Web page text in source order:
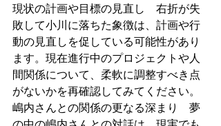
現状の計画や目標の見直し　右折が失
敗して小川に落ちた象徴は、計画や行
動の見直しを促している可能性があり
ます。現在進行中のプロジェクトや人
間関係について、柔軟に調整すべき点
がないかを再確認してみてください。
嶋内さんとの関係の更なる深まり　夢